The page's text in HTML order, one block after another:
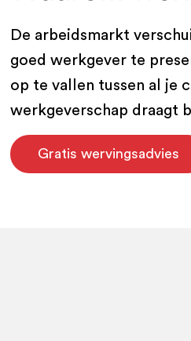
De arbeidsmarkt
goed werkgever te
op te vallen tussen al je
werkgeverschap draagt
Gratis wervingsadvies